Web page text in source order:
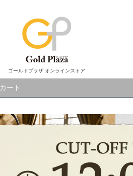
ゴールドプラザ オンラインストア
カート